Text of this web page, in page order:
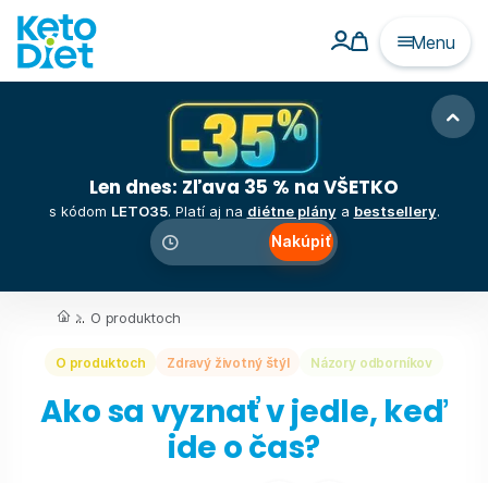
Menu
Len dnes: Zľava 35 % na VŠETKO
s kódom LETO35. Platí aj na diétne plány a bestsellery.
Nakúpiť
... O produktoch
O produktoch Zdravý životný štýl Názory odborníkov
Ako sa vyznať v jedle, keď
ide o čas?